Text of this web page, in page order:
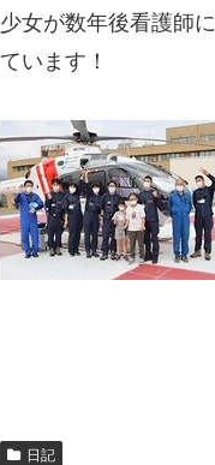
少女が数年後看護師
ています！
日記